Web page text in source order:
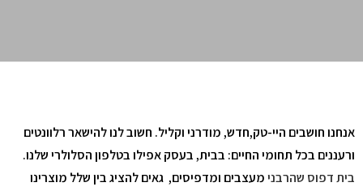
אנחנו חושבים היי-טק,חדש, מודרני וקליל. חשוב לנו להישאר רלוונטים
ורעננים בכל תחומי החיים: בבית, בעסק אפילו בטלפון הסלולרי שלנו.
בית דפוס שהרבנימעצבים ומדפיסים, גאים להציג בין שלל מוצרינו